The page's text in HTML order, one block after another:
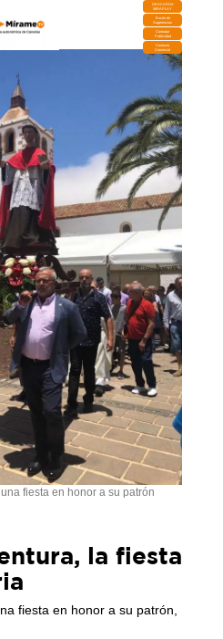
DESCARGA
MIRAPLAY
Buzón de
Sugerencias
Contratar
Publicidad
Contacto
Comercial
fiesta en honor a su patrón
la fiesta
fiesta en honor a su patrón,